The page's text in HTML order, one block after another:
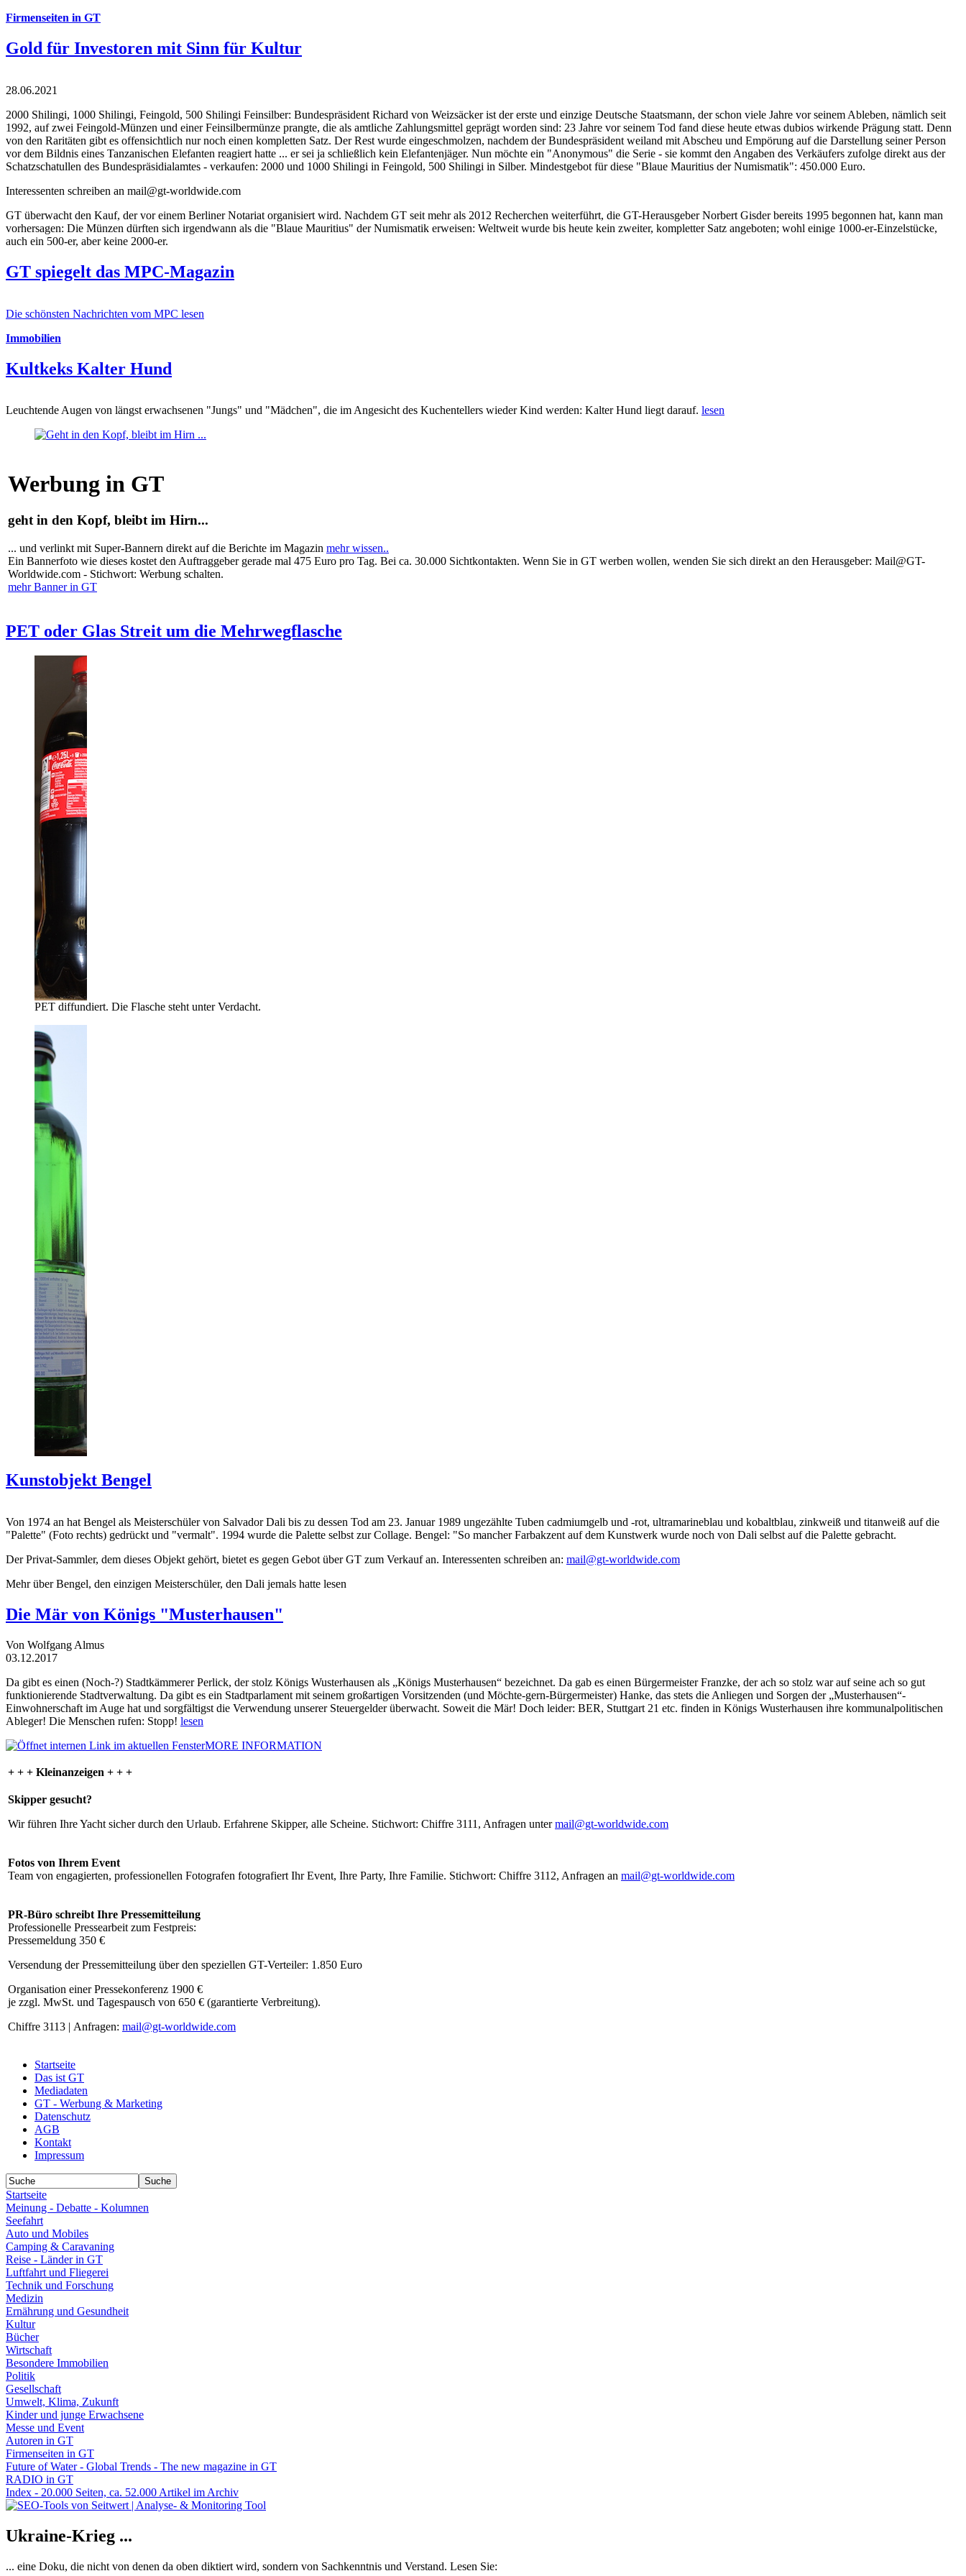
Firmenseiten in GT
Gold für Investoren mit Sinn für Kultur
28.06.2021
2000 Shilingi, 1000 Shilingi, Feingold, 500 Shilingi Feinsilber: Bundespräsident Richard von Weizsäcker ist der erste und einzige Deutsche Staatsmann, der schon viele Jahre vor seinem Ableben, nämlich seit
1992, auf zwei Feingold-Münzen und einer Feinsilbermünze prangte, die als amtliche Zahlungsmittel geprägt worden sind: 23 Jahre vor seinem Tod fand diese heute etwas dubios wirkende Prägung statt. Denn
von den Raritäten gibt es offensichtlich nur noch einen kompletten Satz. Der Rest wurde eingeschmolzen, nachdem der Bundespräsident weiland mit Abscheu und Empörung auf die Darstellung seiner Person
vor dem Bildnis eines Tanzanischen Elefanten reagiert hatte ... er sei ja schließlich kein Elefantenjäger. Nun möchte ein "Anonymous" die Serie - sie kommt den Angaben des Verkäufers zufolge direkt aus der
Schatzschatullen des Bundespräsidialamtes - verkaufen: 2000 und 1000 Shilingi in Feingold, 500 Shilingi in Silber. Mindestgebot für diese "Blaue Mauritius der Numismatik": 450.000 Euro.
Interessenten schreiben an mail@gt-worldwide.com
GT überwacht den Kauf, der vor einem Berliner Notariat organisiert wird. Nachdem GT seit mehr als 2012 Recherchen weiterführt, die GT-Herausgeber Norbert Gisder bereits 1995 begonnen hat, kann man
vorhersagen: Die Münzen dürften sich irgendwann als die "Blaue Mauritius" der Numismatik erweisen: Weltweit wurde bis heute kein zweiter, kompletter Satz angeboten; wohl einige 1000-er-Einzelstücke,
auch ein 500-er, aber keine 2000-er.
GT spiegelt das MPC-Magazin
Die schönsten Nachrichten vom MPC lesen
Immobilien
Kultkeks Kalter Hund
Leuchtende Augen von längst erwachsenen "Jungs" und "Mädchen", die im Angesicht des Kuchentellers wieder Kind werden: Kalter Hund liegt darauf. lesen
Werbung in GT
geht in den Kopf, bleibt im Hirn...
... und verlinkt mit Super-Bannern direkt auf die Berichte im Magazin mehr wissen..
Ein Bannerfoto wie dieses kostet den Auftraggeber gerade mal 475 Euro pro Tag. Bei ca. 30.000 Sichtkontakten. Wenn Sie in GT werben wollen, wenden Sie sich direkt an den Herausgeber: Mail@GT-
Worldwide.com - Stichwort: Werbung schalten.
mehr Banner in GT
PET oder Glas Streit um die Mehrwegflasche
PET diffundiert. Die Flasche steht unter Verdacht.
Kunstobjekt Bengel
Von 1974 an hat Bengel als Meisterschüler von Salvador Dali bis zu dessen Tod am 23. Januar 1989 ungezählte Tuben cadmiumgelb und -rot, ultramarineblau und kobaltblau, zinkweiß und titanweiß auf die
"Palette" (Foto rechts) gedrückt und "vermalt". 1994 wurde die Palette selbst zur Collage. Bengel: "So mancher Farbakzent auf dem Kunstwerk wurde noch von Dali selbst auf die Palette gebracht.
Der Privat-Sammler, dem dieses Objekt gehört, bietet es gegen Gebot über GT zum Verkauf an. Interessenten schreiben an: mail@gt-worldwide.com
Mehr über Bengel, den einzigen Meisterschüler, den Dali jemals hatte lesen
Die Mär von Königs "Musterhausen"
Von Wolfgang Almus
03.12.2017
Da gibt es einen (Noch-?) Stadtkämmerer Perlick, der stolz Königs Wusterhausen als „Königs Musterhausen“ bezeichnet. Da gab es einen Bürgermeister Franzke, der ach so stolz war auf seine ach so gut
funktionierende Stadtverwaltung. Da gibt es ein Stadtparlament mit seinem großartigen Vorsitzenden (und Möchte-gern-Bürgermeister) Hanke, das stets die Anliegen und Sorgen der „Musterhausen“-
Einwohnerschaft im Auge hat und sorgfältigst die Verwendung unserer Steuergelder überwacht. Soweit die Mär! Doch leider: BER, Stuttgart 21 etc. finden in Königs Wusterhausen ihre kommunalpolitischen
Ableger! Die Menschen rufen: Stopp! lesen
MORE INFORMATION
+ + + Kleinanzeigen + + +
Skipper gesucht?
Wir führen Ihre Yacht sicher durch den Urlaub. Erfahrene Skipper, alle Scheine. Stichwort: Chiffre 3111, Anfragen untermail@gt-worldwide.com
Fotos von Ihrem Event
Team von engagierten, professionellen Fotografen fotografiert Ihr Event, Ihre Party, Ihre Familie. Stichwort: Chiffre 3112, Anfragen an mail@gt-worldwide.com
PR-Büro schreibt Ihre Pressemitteilung
Professionelle Pressearbeit zum Festpreis:
Pressemeldung 350 €
Versendung der Pressemitteilung über den speziellen GT-Verteiler: 1.850 Euro
Organisation einer Pressekonferenz 1900 €
je zzgl. MwSt. und Tagespausch von 650 € (garantierte Verbreitung).
Chiffre 3113 | Anfragen: mail@gt-worldwide.com
Startseite
Das ist GT
Mediadaten
GT - Werbung & Marketing
Datenschutz
AGB
Kontakt
Impressum
Startseite
Meinung - Debatte - Kolumnen
Seefahrt
Auto und Mobiles
Camping & Caravaning
Reise - Länder in GT
Luftfahrt und Fliegerei
Technik und Forschung
Medizin
Ernährung und Gesundheit
Kultur
Bücher
Wirtschaft
Besondere Immobilien
Politik
Gesellschaft
Umwelt, Klima, Zukunft
Kinder und junge Erwachsene
Messe und Event
Autoren in GT
Firmenseiten in GT
Future of Water - Global Trends - The new magazine in GT
RADIO in GT
Index - 20.000 Seiten, ca. 52.000 Artikel im Archiv
Ukraine-Krieg ...
... eine Doku, die nicht von denen da oben diktiert wird, sondern von Sachkenntnis und Verstand. Lesen Sie: